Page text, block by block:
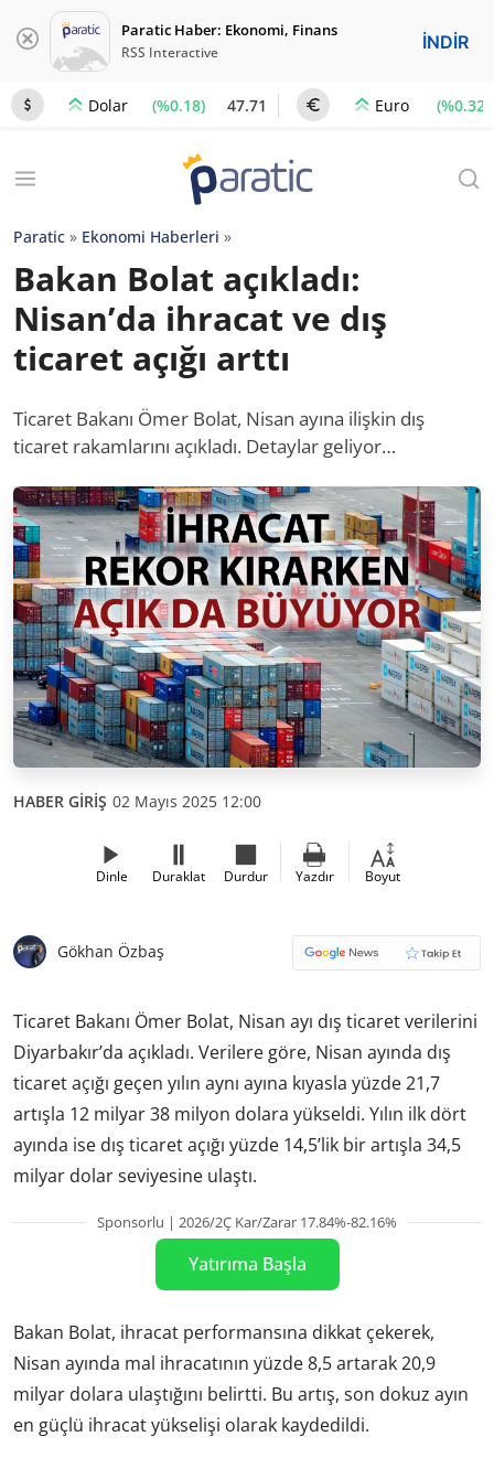
Paratic Haber: Ekonomi, Finans
RSS Interactive İNDİR
Dolar (%0.18) 47.71 Euro (%0.32)
Paratic » Ekonomi Haberleri »
Bakan Bolat açıkladı:
Nisan’da ihracat ve dış
ticaret açığı arttı
Ticaret Bakanı Ömer Bolat, Nisan ayına ilişkin dış
ticaret rakamlarını açıkladı. Detaylar geliyor…
HABER GİRİŞ 02 Mayıs 2025 12:00
Dinle Duraklat Durdur Yazdır Boyut
Gökhan Özbaş
Ticaret Bakanı Ömer Bolat, Nisan ayı dış ticaret verilerini
Diyarbakır’da açıkladı. Verilere göre, Nisan ayında dış
ticaret açığı geçen yılın aynı ayına kıyasla yüzde 21,7
artışla 12 milyar 38 milyon dolara yükseldi. Yılın ilk dört
ayında ise dış ticaret açığı yüzde 14,5’lik bir artışla 34,5
milyar dolar seviyesine ulaştı.
Sponsorlu | 2026/2Ç Kar/Zarar 17.84%-82.16%
Yatırıma Başla
Bakan Bolat, ihracat performansına dikkat çekerek,
Nisan ayında mal ihracatının yüzde 8,5 artarak 20,9
milyar dolara ulaştığını belirtti. Bu artış, son dokuz ayın
en güçlü ihracat yükselişi olarak kaydedildi.